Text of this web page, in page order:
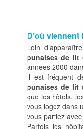
D’où
Loin
punaises de lit
années 2000
Il est fréquent
punaises de lit
que les hôtels,
vous logez dans
vous partiez
Parfois les